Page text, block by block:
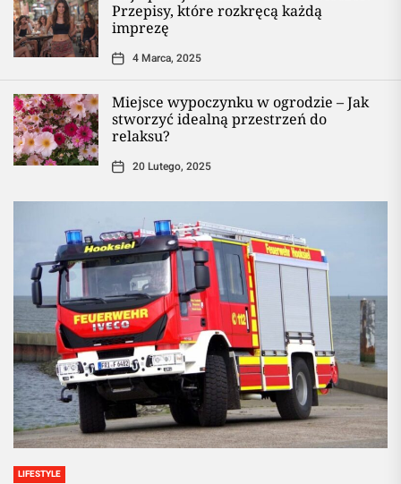
Przepisy, które rozkręcą każdą
imprezę
4 Marca, 2025
Miejsce wypoczynku w ogrodzie – Jak
stworzyć idealną przestrzeń do
relaksu?
20 Lutego, 2025
LIFESTYLE